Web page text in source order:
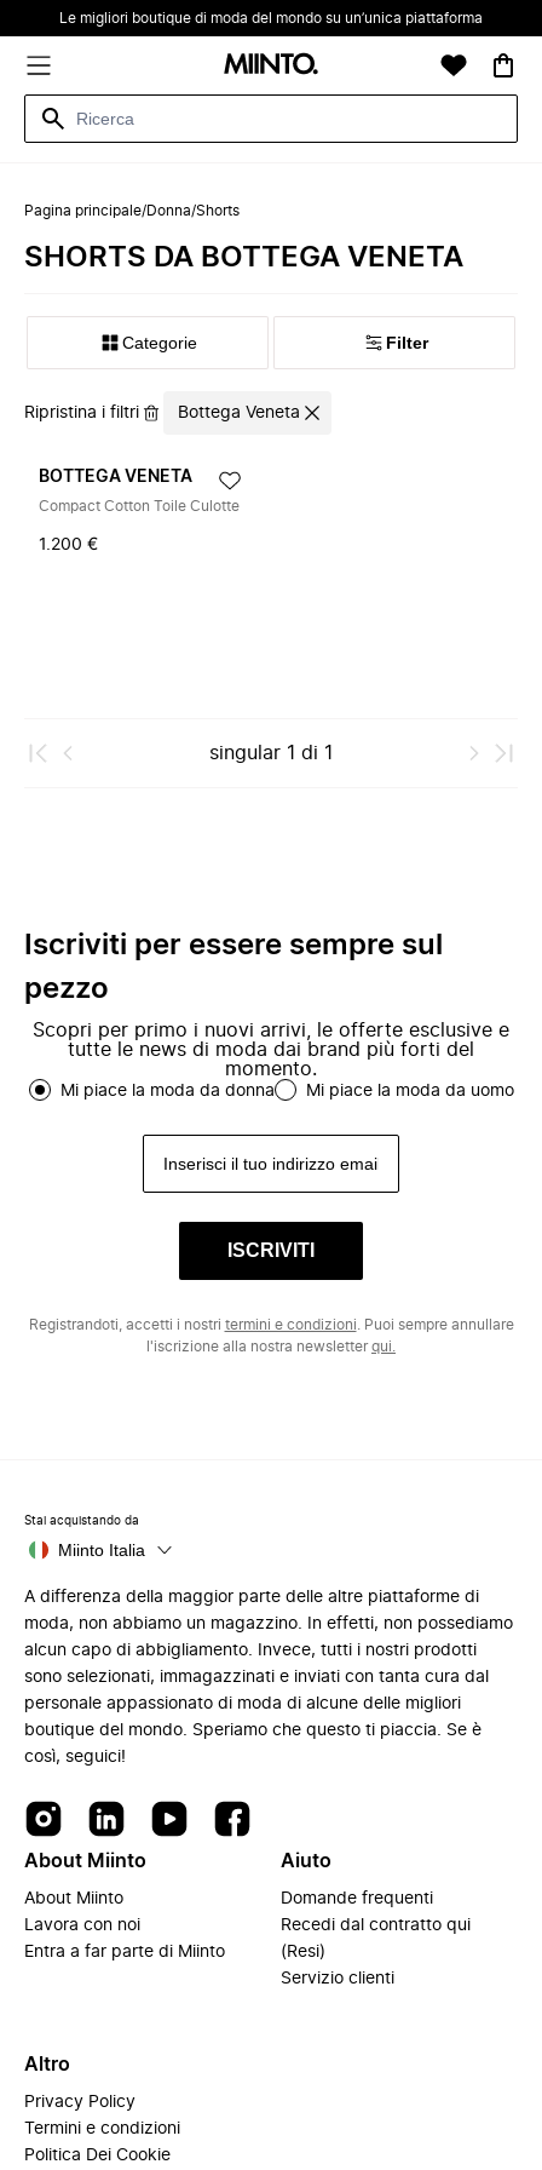
Le migliori boutique di moda del mondo su un’unica piattaforma
Pagina principale/Donna/Shorts
SHORTS DA BOTTEGA VENETA
Categorie Filter
Ripristina i filtri Bottega Veneta
BOTTEGA VENETA
Compact Cotton Toile Culotte
1.200 €
singular 1 di 1
Iscriviti per essere sempre sul
pezzo
Scopri per primo i nuovi arrivi, le offerte esclusive e
tutte le news di moda dai brand più forti del
momento.
Mi piace la moda da donna Mi piace la moda da uomo
ISCRIVITI
Registrandoti, accetti i nostri termini e condizioni . Puoi sempre annullare
l'iscrizione alla nostra newsletterqui.
Stai acquistando da
Miinto Italia
A differenza della maggior parte delle altre piattaforme di
moda, non abbiamo un magazzino. In effetti, non possediamo
alcun capo di abbigliamento. Invece, tutti i nostri prodotti
sono selezionati, immagazzinati e inviati con tanta cura dal
personale appassionato di moda di alcune delle migliori
boutique del mondo. Speriamo che questo ti piaccia. Se è
così, seguici!
About Miinto
About Miinto
Lavora con noi
Entra a far parte di Miinto
Aiuto
Domande frequenti
Recedi dal contratto qui
(Resi)
Servizio clienti
Altro
Privacy Policy
Termini e condizioni
Politica Dei Cookie